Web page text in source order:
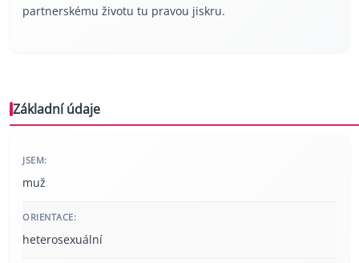
partnerskému životu tu pravou jiskru.
Základní údaje
JSEM:
muž
ORIENTACE:
heterosexuální